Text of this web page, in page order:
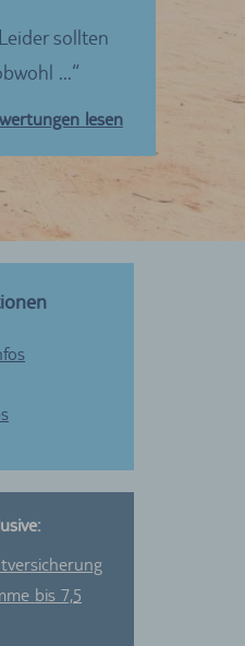
sollten
...
Ich würde
lesen
bis 7,5